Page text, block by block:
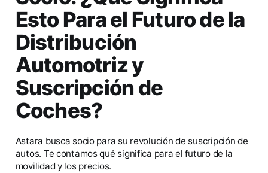
Esto Para el Futuro de la
Distribución
Automotriz y
Suscripción de
Coches?
Astara busca socio para su revolución de suscripción de
autos. Te contamos qué significa para el futuro de la
movilidad y los precios.